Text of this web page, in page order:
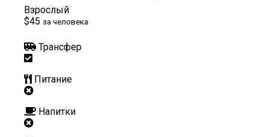
Взрослый
$45 за человека
Трансфер
Питание
Напитки